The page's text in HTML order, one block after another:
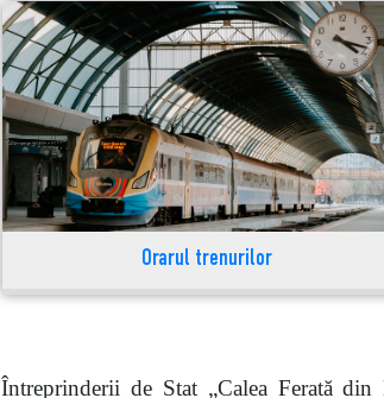
Orarul trenurilor
de Stat „Calea Ferată